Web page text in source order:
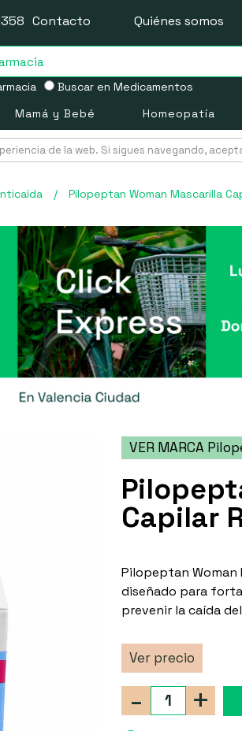
Buscar en Medicamentos
Contacto Quiénes somos
Mamá y Bebé Homeopatía
de la web. Si sigues navegando,
/ Pilopeptan Woman Mascarilla
VER MARCA
Capilar
Pilopeptan Woman
diseñado para
prevenir la caída
Ver precio
+
-